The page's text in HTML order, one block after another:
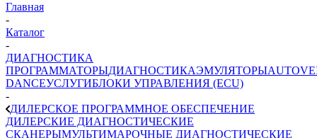
Главная
-
Каталог
-
ДИАГНОСТИКА
ПРОГРАММАТОРЫДИАГНОСТИКАЭМУЛЯТОРЫ
DANCEУСЛУГИБЛОКИ УПРАВЛЕНИЯ (ECU)
-
ДИЛЕРСКОЕ ПРОГРАММНОЕ ОБЕСПЕЧЕНИЕ
ДИЛЕРСКИЕ ДИАГНОСТИЧЕСКИЕ
СКАНЕРЫМУЛЬТИМАРОЧНЫЕ ДИАГНОСТИЧЕСКИЕ